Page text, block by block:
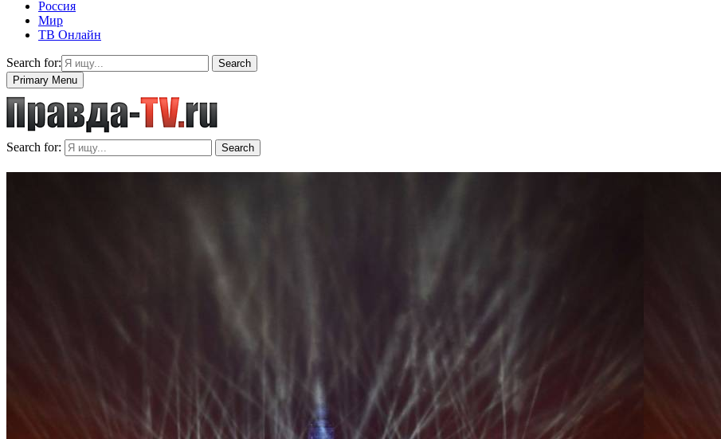
Россия
Мир
ТВ Онлайн
Search for:
Search
Primary Menu
Search for: Search